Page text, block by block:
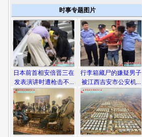
时事专题图片
日本前首相安倍晋三在
发表演讲时遭枪击不...
行李箱藏尸的嫌疑男子
被江西吉安市公安机...